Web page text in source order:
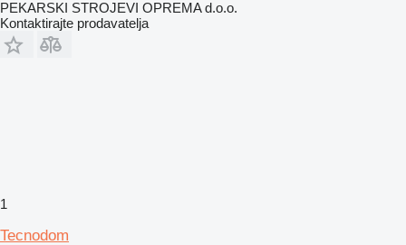
PEKARSKI STROJEVI OPREMA d.o.o.
Kontaktirajte prodavatelja
1
Tecnodom